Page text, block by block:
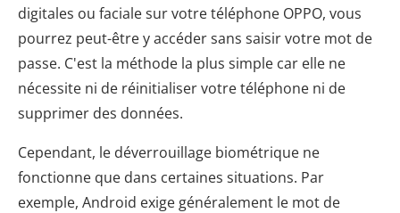
digitales ou faciale sur votre téléphone OPPO, vous
pourrez peut-être y accéder sans saisir votre mot de
passe. C'est la méthode la plus simple car elle ne
nécessite ni de réinitialiser votre téléphone ni de
supprimer des données.
Cependant, le déverrouillage biométrique ne
fonctionne que dans certaines situations. Par
exemple, Android exige généralement le mot de